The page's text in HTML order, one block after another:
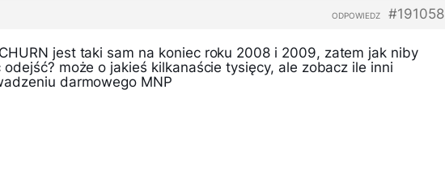
#191058
ODPOWIEDZ
jest taki sam na koniec roku 2008 i 2009, zatem jak niby
może o jakieś kilkanaście tysięcy, ale zobacz ile inni
darmowego MNP